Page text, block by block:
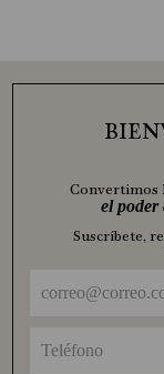
Convertimos
el poder
Suscríbete,